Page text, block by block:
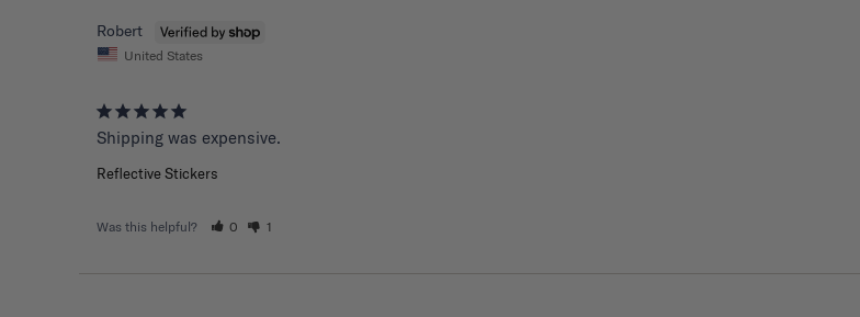
Robert
United States
Shipping was expensive.
Reflective Stickers
Was this helpful? 0 1